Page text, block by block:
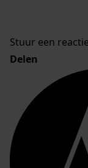
Stuur een
Delen